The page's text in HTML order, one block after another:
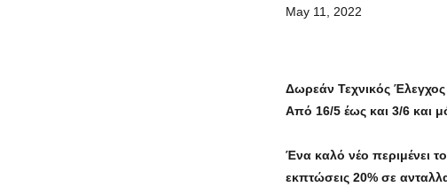
May 11, 2022
Δωρεάν Τεχνικός
Από 16/5 έως και 3/6 και
Ένα καλό νέο περιμένει
εκπτώσεις 20% σε